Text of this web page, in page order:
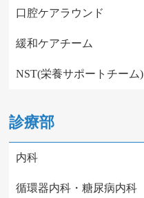
口腔ケアラウンド
緩和ケアチーム
NST(栄養サポートチーム)
診療部
内科
循環器内科・糖尿病内科